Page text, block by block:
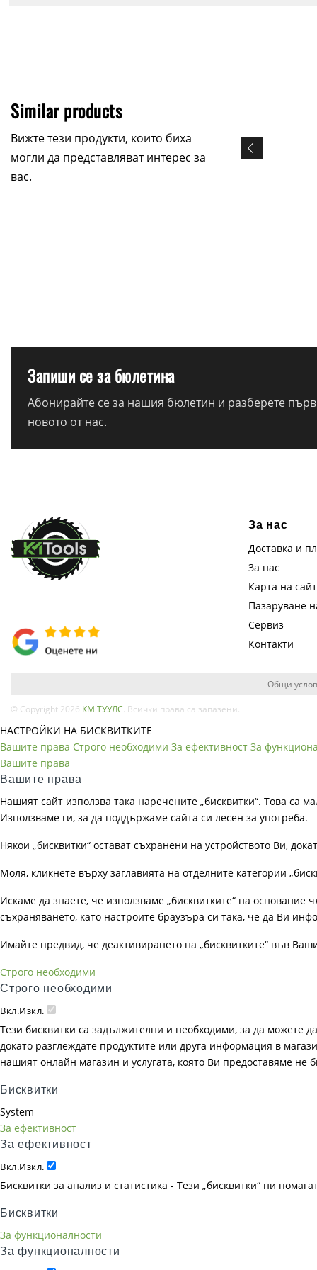
Similar products
Вижте тези продукти, които биха
могли да представляват интерес за
вас.
Запиши се за бюлетина
Абонирайте се за нашия бюлетин и разберете
новото от нас.
За нас
Доставка и
За нас
Карта на
Пазаруване
Сервиз
Контакти
Общи
© Copyright 2026 КМ ТУУЛС . Всички права са запазени.
НАСТРОЙКИ НА БИСКВИТКИТЕ
Вашите права Строго необходими За ефективност За
Вашите права
Вашите права
Нашият сайт използва така наречените „бисквитки“. Това са
Използваме ги, за да поддържаме сайта си лесен за употреба.
Някои „бисквитки“ остават съхранени на устройството Ви,
Моля, кликнете върху заглавията на отделните категории
Искаме да знаете, че използваме „бисквитките“ на основание
съхраняването, като настроите браузъра си така, че да Ви
Имайте предвид, че деактивирането на „бисквитките“ във
Строго необходими
Строго необходими
Вкл.Изкл.
Тези бисквитки са задължителни и необходими, за да можете
докато разглеждате продуктите или друга информация в
нашият онлайн магазин и услугата, която Ви предоставяме
Бисквитки
System
За ефективност
За ефективност
Вкл.Изкл.
Бисквитки за анализ и статистика - Тези „бисквитки“ ни
Бисквитки
За функционалности
За функционалности